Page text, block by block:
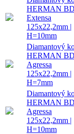
HERMAN
Extensa
125x22,2mm |
H=10mm
Diamantový
HERMAN
Agressa
125x22,2mm |
H=7mm
Diamantový
HERMAN
Agressa
125x22,2mm |
H=10mm